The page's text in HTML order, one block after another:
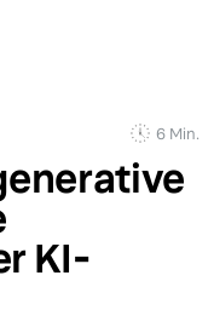
6 Min.
KI-